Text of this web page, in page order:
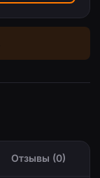
Отзывы (0)